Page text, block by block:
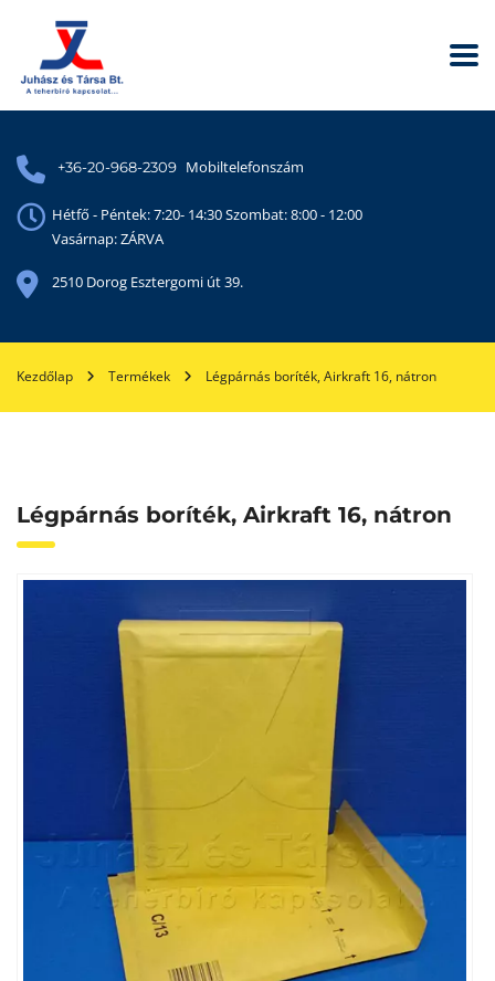
+36-20-968-2309 Mobiltelefonszám
Hétfő - Péntek: 7:20- 14:30 Szombat: 8:00 - 12:00
Vasárnap: ZÁRVA
2510 Dorog Esztergomi út 39.
Kezdőlap Termékek Légpárnás boríték, Airkraft 16, nátron
Légpárnás boríték, Airkraft 16, nátron